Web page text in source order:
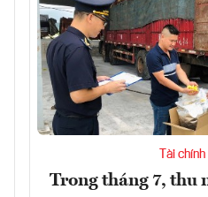
Tài chính
Trong tháng 7, thu